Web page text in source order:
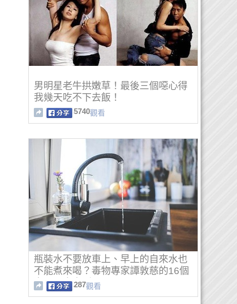
男明星老牛拱嫩草！最後三個噁心得
我幾天吃不下去飯！
5740觀看
瓶裝水不要放車上、早上的自來水也
不能煮來喝？毒物專家譚敦慈的16個
安心喝水守則！
287觀看